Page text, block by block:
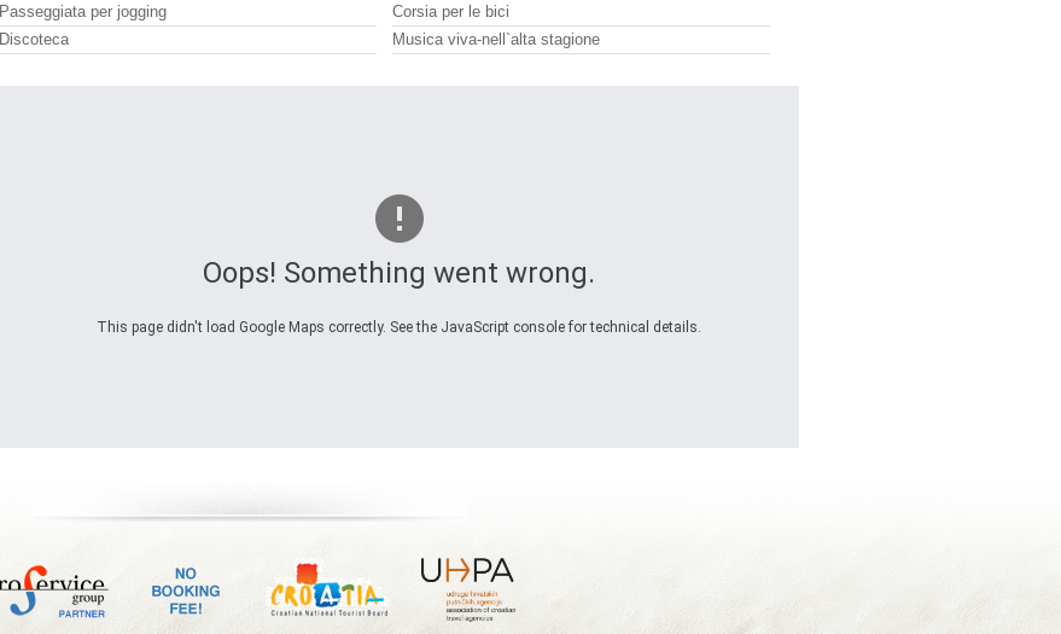
Passeggiata per jogging
Corsia per le bici
Discoteca
Musica viva-nell`alta stagione
Oops! Something went wrong.
This page didn't load Google Maps correctly. See the JavaScript console for technical details.